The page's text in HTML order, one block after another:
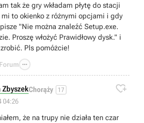
tak że gry wkładam płytę do stacji
mi to okienko z różnymi opcjami i gdy
"Nie można znaleźć Setup.exe.
Proszę włożyć Prawidłowy dysk." i
Pls pomóżcie!
Forum 
ZbyszekChorąży 17
04:26

że na trupy nie działa ten czar